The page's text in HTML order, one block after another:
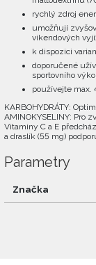
rychlý zdroj
umožňují
víkendových
k dispozici
doporučené
sportovního
používejte max.
KARBOHYDRÁTY:
AMINOKYSELINY: Pro
Vitaminy C a E
a draslík (55 mg)
Parametry
Značka